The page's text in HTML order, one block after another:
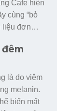
Cafe hiện
cùng “bỏ
liệu đơn…
là do viêm
melanin.
biến mất